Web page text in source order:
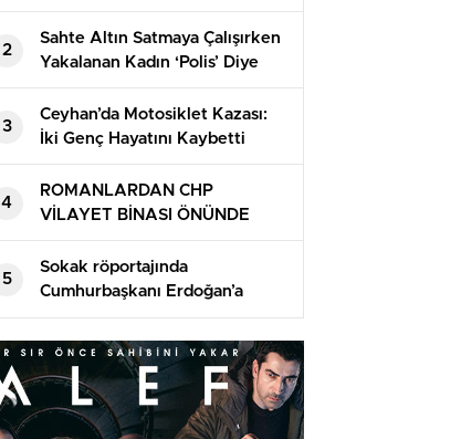
2
Sahte Altın Satmaya Çalışırken
Yakalanan Kadın ‘Polis’ Diye
Bağırdı
3
Ceyhan’da Motosiklet Kazası:
İki Genç Hayatını Kaybetti
4
ROMANLARDAN CHP
VİLAYET BİNASI ÖNÜNDE
ADAY LİSTESİNE REAKSİYON
5
Sokak röportajında
Cumhurbaşkanı Erdoğan’a
Erzincanlılardan ağır takviye